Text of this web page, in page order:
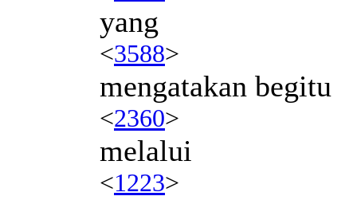
yang
<3588>
mengatakan begitu
<2360>
melalui
<1223>